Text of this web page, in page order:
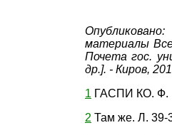
Опубликовано:
материалы
Почета гос.
др.]. - Киров,
1 ГАСПИ КО. Ф.
2 Там же. Л. 39-